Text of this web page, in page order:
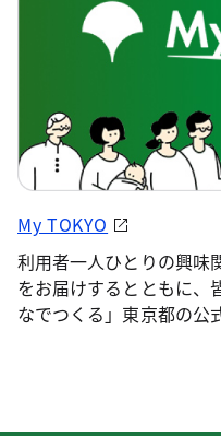
My TOKYO
利用者一人ひとりの興味
をお届けするとともに、
なでつくる」東京都の公